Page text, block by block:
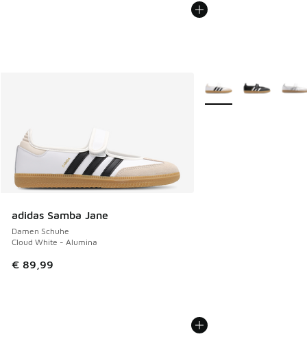
adidas Samba Jane
Damen Schuhe
Cloud White - Alumina
€ 89,99
Weitere Farben